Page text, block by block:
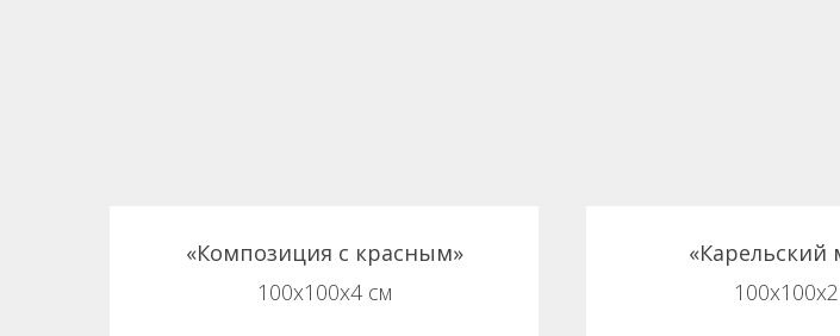
«Композиция с красным»
100х100х4 см
«Карельский